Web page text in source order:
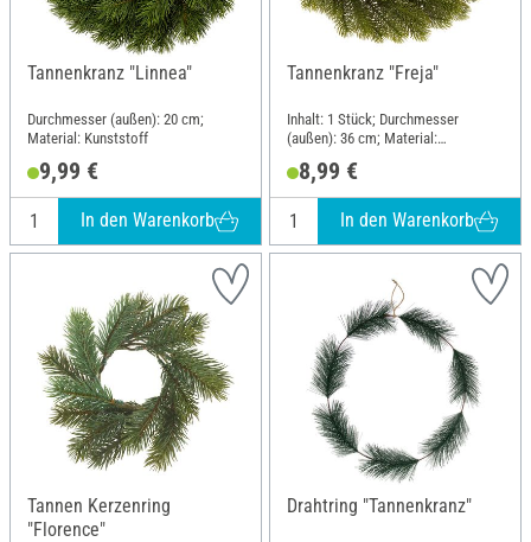
Tannenkranz "Linnea"
Durchmesser (außen): 20 cm;
Material: Kunststoff
9,99 €
In den Warenkorb
Tannenkranz "Freja"
Inhalt: 1 Stück; Durchmesser
(außen): 36 cm; Material:
8,99 €
In den Warenkorb
Tannen Kerzenring
"Florence"
Drahtring "Tannenkranz"